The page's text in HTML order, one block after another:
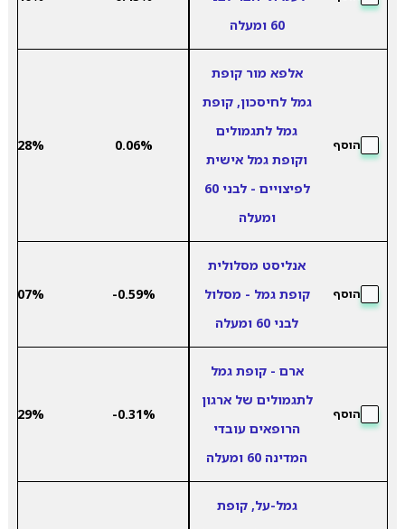
60 ומעלה
הוסף
אלפא מור קופת
גמל לחיסכון, קופת
גמל לתגמולים
וקופת גמל אישית
לפיצויים - לבני 60
ומעלה
0.06%
4.28%
הוסף
אנליסט מסלולית
קופת גמל - מסלול
לבני 60 ומעלה
-0.59%
5.07%
הוסף
ארם - קופת גמל
לתגמולים של ארגון
הרופאים עובדי
המדינה 60 ומעלה
-0.31%
4.29%
גמל-על, קופת